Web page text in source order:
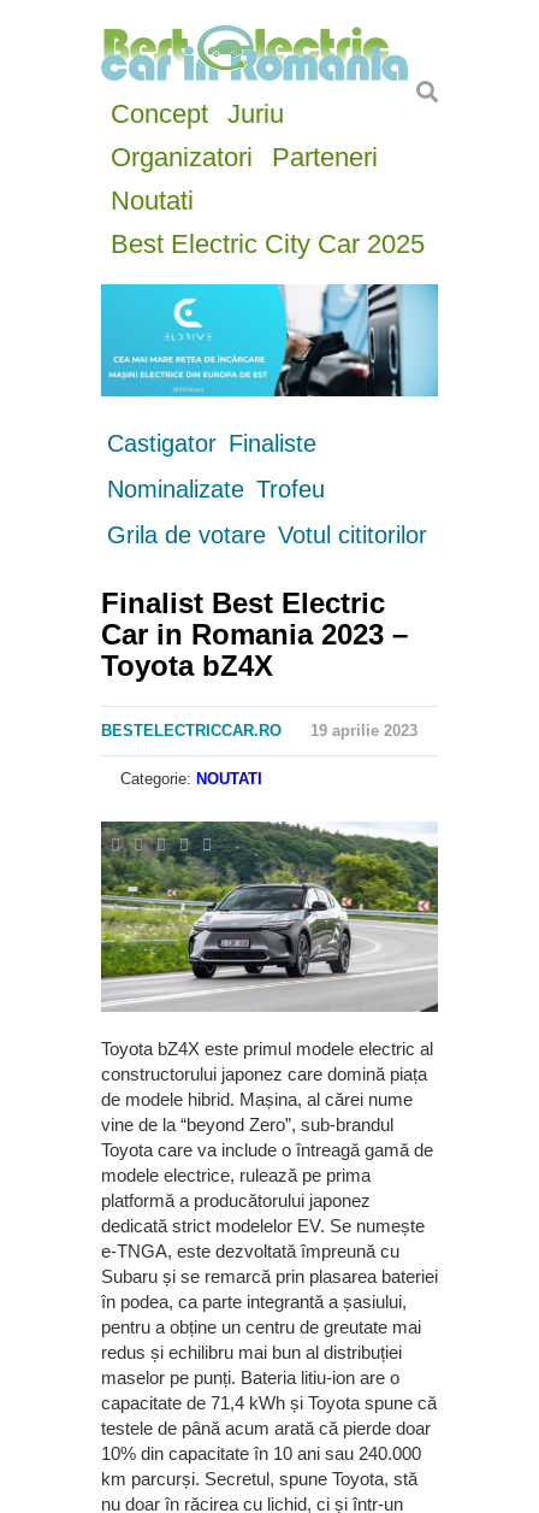
Concept
Juriu
Organizatori
Parteneri
Noutati
Best Electric City Car 2025
Castigator Finaliste
Nominalizate Trofeu
Grila de votare Votul cititorilor
Finalist Best Electric
Car in Romania 2023 –
Toyota bZ4X
BESTELECTRICCAR.RO 19 aprilie 2023
Categorie: NOUTATI
Toyota bZ4X este primul modele electric al
constructorului japonez care domină piața
de modele hibrid. Mașina, al cărei nume
vine de la “beyond Zero”, sub-brandul
Toyota care va include o întreagă gamă de
modele electrice, rulează pe prima
platformă a producătorului japonez
dedicată strict modelelor EV. Se numește
e-TNGA, este dezvoltată împreună cu
Subaru și se remarcă prin plasarea bateriei
în podea, ca parte integrantă a șasiului,
pentru a obține un centru de greutate mai
redus și echilibru mai bun al distribuției
maselor pe punți. Bateria litiu-ion are o
capacitate de 71,4 kWh și Toyota spune că
testele de până acum arată că pierde doar
10% din capacitate în 10 ani sau 240.000
km parcurși. Secretul, spune Toyota, stă
nu doar în răcirea cu lichid, ci și într-un